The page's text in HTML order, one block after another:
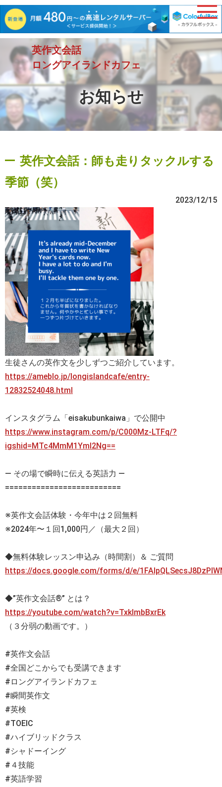
英作文会話
ロングアイランドカフェ
お知らせ
英作文会話：師も走りタックルする
季節（笑）
2023/12/15
生徒さんの英作文を少しずつご紹介しています。
https://ameblo.jp/longislandcafe/entry-
12832524048.html
インスタグラム「eisakubunkaiwa」で公開中
https://www.instagram.com/p/C000Mz-LTFq/?
igshid=MTc4MmM1YmI2Ng==
— その場で瞬時に伝える英語力 —
==========================
※英作文会話体験・今年中は２回無料
※2024年〜１回1,000円／（最大２回）
◆無料体験レッスン申込み（時間割）＆ ご質問
https://docs.google.com/forms/d/e/
◆”英作文会話®” とは？
https://youtube.com/watch?v=TxklmbBxrEk
（３分弱の動画です。）
#英作文会話
#全国どこからでも受講できます
#ロングアイランドカフェ
#瞬間英作文
#英検
#TOEIC
#ハイブリッドクラス
#シャドーイング
#４技能
#英語学習